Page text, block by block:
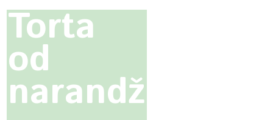
Torta
od
narandži